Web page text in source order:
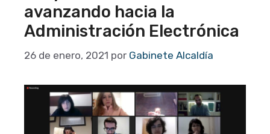
avanzando hacia la
Administración Electrónica
26 de enero, 2021 por Gabinete Alcaldía